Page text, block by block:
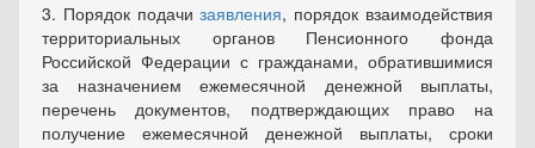
3. Порядок подачизаявления, порядок взаимодействия
территориальных органов Пенсионного фонда
Российской Федерации с гражданами, обратившимися
за назначением ежемесячной денежной выплаты,
перечень документов, подтверждающих право на
получение ежемесячной денежной выплаты, сроки